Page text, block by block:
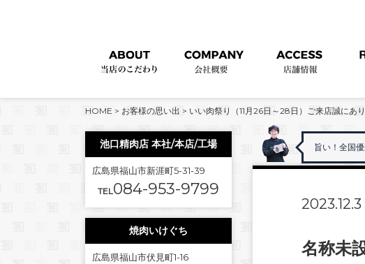
HOME > お客様の思い出 > いい肉祭り（11月26日～28日）ご来店誠にあ
旨い！全国
2023.12.3
名称未
池口精肉店 本社/本店/工場
広島県福山市新涯町5-31-39
TEL084-953-9799
焼肉いけぐち
広島県福山市伏見町1-16